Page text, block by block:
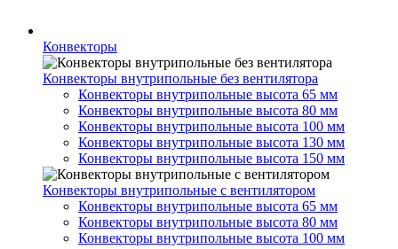
Конвекторы
Конвекторы внутрипольные без вентилятора
Конвекторы внутрипольные высота 65 мм
Конвекторы внутрипольные высота 80 мм
Конвекторы внутрипольные высота 100 мм
Конвекторы внутрипольные высота 130 мм
Конвекторы внутрипольные высота 150 мм
Конвекторы внутрипольные с вентилятором
Конвекторы внутрипольные высота 65 мм
Конвекторы внутрипольные высота 80 мм
Конвекторы внутрипольные высота 100 мм